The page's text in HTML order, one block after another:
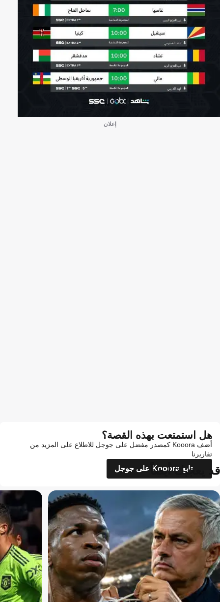
إعلان
هل استمتعت بهذه القصة؟
أضف Kooora كمصدر مفضل على جوجل للاطلاع على المزيد من
تقاريرنا
تابع Kooora على جوجل
قد يعجبك أيضاً